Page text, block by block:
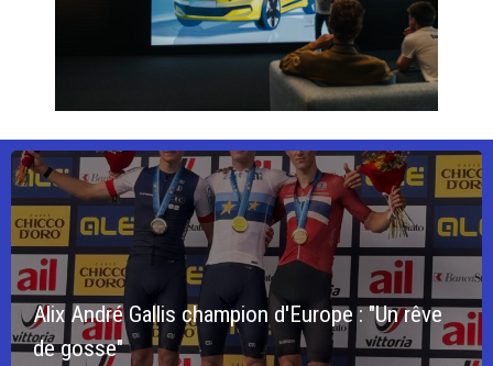
Alix André Gallis champion d'Europe : "Un rêve
de gosse"